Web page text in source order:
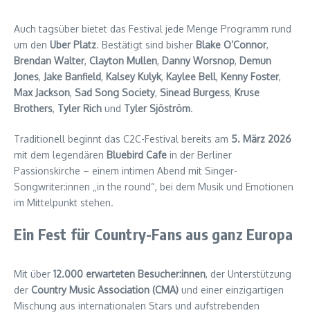
Auch tagsüber bietet das Festival jede Menge Programm rund
um den Uber Platz. Bestätigt sind bisher Blake O’Connor,
Brendan Walter, Clayton Mullen, Danny Worsnop, Demun
Jones, Jake Banfield, Kalsey Kulyk, Kaylee Bell, Kenny Foster,
Max Jackson, Sad Song Society, Sinead Burgess, Kruse
Brothers, Tyler Rich und Tyler Sjöström.
Traditionell beginnt das C2C-Festival bereits am 5. März 2026
mit dem legendären Bluebird Cafe in der Berliner
Passionskirche – einem intimen Abend mit Singer-
Songwriter:innen „in the round“, bei dem Musik und Emotionen
im Mittelpunkt stehen.
Ein Fest für Country-Fans aus ganz Europa
Mit über 12.000 erwarteten Besucher:innen, der Unterstützung
der Country Music Association (CMA) und einer einzigartigen
Mischung aus internationalen Stars und aufstrebenden